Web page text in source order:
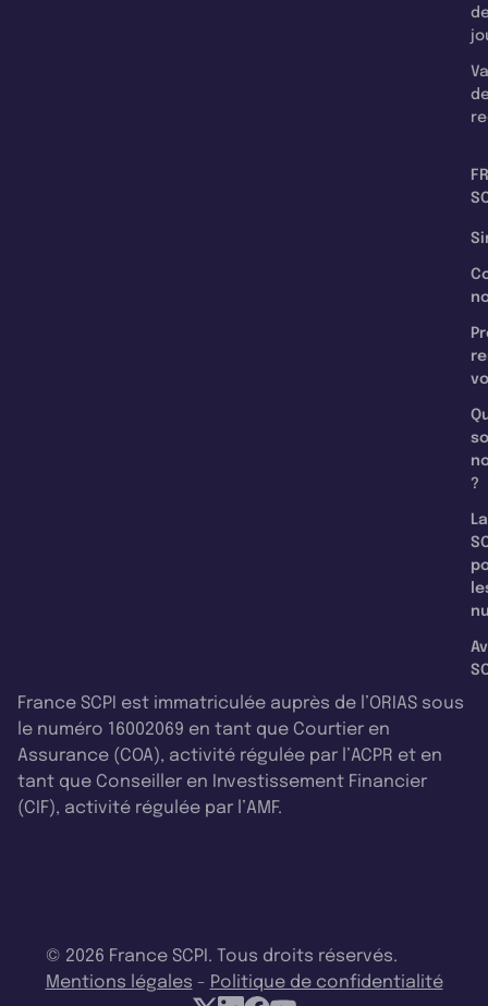
?
La
France SCPI est immatriculée auprès de l’ORIAS sous
le numéro 16002069 en tant que Courtier en
Assurance (COA), activité régulée par l’ACPR et en
tant que Conseiller en Investissement Financier
(CIF), activité régulée par l’AMF.
© 2026 France SCPI. Tous droits réservés.
Mentions légales - Politique de confidentialité